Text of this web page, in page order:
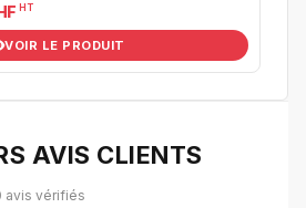
HT
VOIR LE PRODUIT
AVIS CLIENTS
avis vérifiés